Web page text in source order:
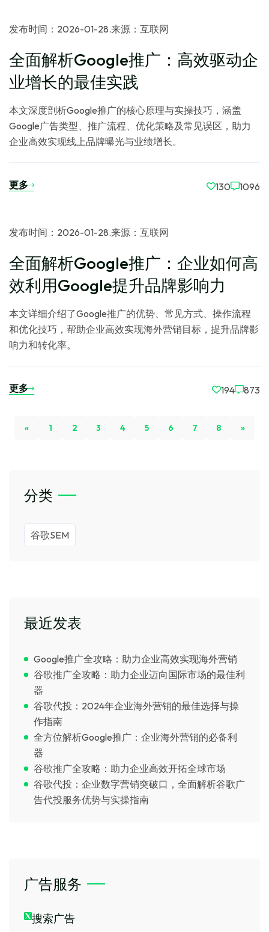
发布时间：2026-01-28.来源：互联网
全面解析Google推广：高效驱动企
业增长的最佳实践
本文深度剖析Google推广的核心原理与实操技巧，涵盖
Google广告类型、推广流程、优化策略及常见误区，助力
企业高效实现线上品牌曝光与业绩增长。
更多 130 1096
发布时间：2026-01-28.来源：互联网
全面解析Google推广：企业如何高
效利用Google提升品牌影响力
本文详细介绍了Google推广的优势、常见方式、操作流程
和优化技巧，帮助企业高效实现海外营销目标，提升品牌影
响力和转化率。
更多 194 873
« 1 2 3 4 5 6 7 8 »
分类
谷歌SEM
最近发表
Google推广全攻略：助力企业高效实现海外营销
谷歌推广全攻略：助力企业迈向国际市场的最佳利
器
谷歌代投：2024年企业海外营销的最佳选择与操
作指南
全方位解析Google推广：企业海外营销的必备利
器
谷歌推广全攻略：助力企业高效开拓全球市场
谷歌代投：企业数字营销突破口，全面解析谷歌广
告代投服务优势与实操指南
广告服务
搜索广告